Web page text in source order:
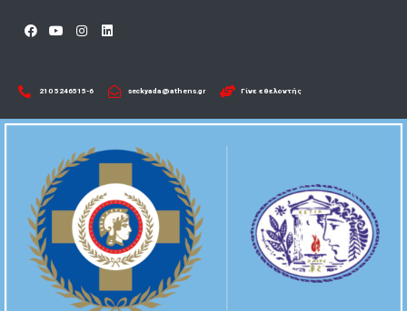
210 5246515-6​ seckyada@athens.gr Γίνε εθελοντής